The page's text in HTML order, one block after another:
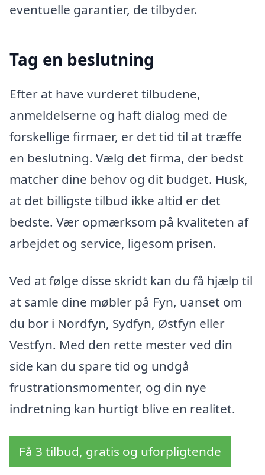
eventuelle garantier, de tilbyder.
Tag en beslutning
Efter at have vurderet tilbudene,
anmeldelserne og haft dialog med de
forskellige firmaer, er det tid til at træffe
en beslutning. Vælg det firma, der bedst
matcher dine behov og dit budget. Husk,
at det billigste tilbud ikke altid er det
bedste. Vær opmærksom på kvaliteten af
arbejdet og service, ligesom prisen.
Ved at følge disse skridt kan du få hjælp til
at samle dine møbler på Fyn, uanset om
du bor i Nordfyn, Sydfyn, Østfyn eller
Vestfyn. Med den rette mester ved din
side kan du spare tid og undgå
frustrationsmomenter, og din nye
indretning kan hurtigt blive en realitet.
Få 3 tilbud, gratis og uforpligtende